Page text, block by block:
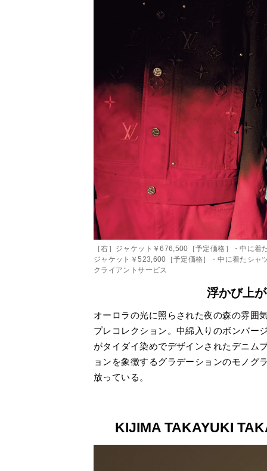
［右］ジャケット￥676,500［予定価格］・中に
ジャケット￥523,600［予定価格］・中に着たシ
クライアントサービス
浮かび上
オーロラの光に照らされた夜の森の雰囲
プレコレクション。中綿入りのボンバー
がタイダイ染めでデザインされたデニム
ョンを象徴するグラデーションのモノグ
放っている。
KIJIMA TAKAYUKI